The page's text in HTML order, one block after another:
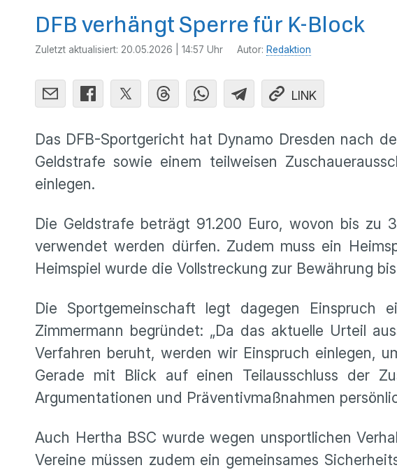
DFB verhängt Sperre für K-Block
Zuletzt aktualisiert: 20.05.2026 | 14:57 Uhr Autor: Redaktion
LINK
Das DFB-Sportgericht hat Dynamo Dresden nach
Geldstrafe sowie einem teilweisen
einlegen.
Die Geldstrafe beträgt 91.200 Euro, wovon bis zu
verwendet werden dürfen. Zudem muss ein
Heimspiel wurde die Vollstreckung zur Bewährung
Die Sportgemeinschaft legt dagegen
Zimmermann begründet: „Da das aktuelle Urteil
Verfahren beruht, werden wir Einspruch einlegen,
Gerade mit Blick auf einen Teilausschluss der
Argumentationen und Präventivmaßnahmen
Auch Hertha BSC wurde wegen unsportlichen
Vereine müssen zudem ein gemeinsames